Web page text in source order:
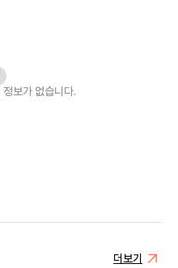
정보가 없습니다.
더보기